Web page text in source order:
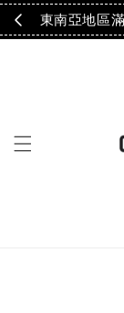
！ 東南亞地區